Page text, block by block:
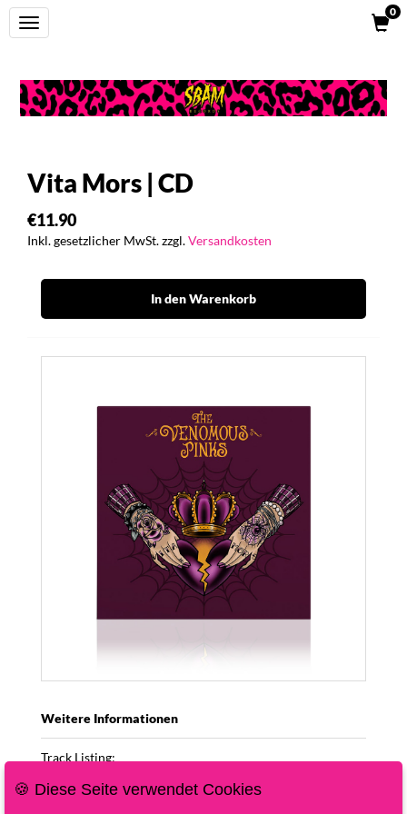
Toggle
navigation
0
Vita Mors | CD
€11.90
Inkl. gesetzlicher MwSt. zzgl.Versandkosten
In den Warenkorb
Weitere Informationen
Track Listing:
Mercy
🍪 Diese Seite verwendet Cookies